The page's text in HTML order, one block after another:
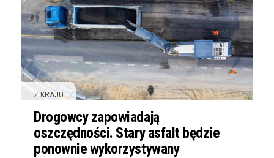
Z KRAJU
Drogowcy zapowiadają
oszczędności. Stary asfalt będzie
ponownie wykorzystywany